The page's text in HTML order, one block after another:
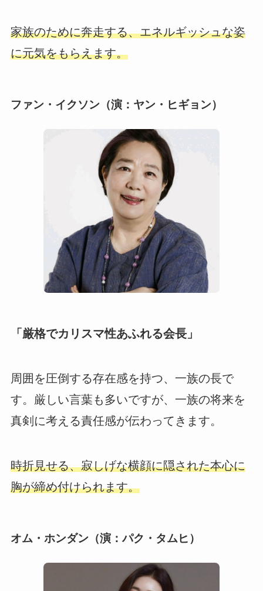
家族のために奔走する、エネルギッシュな姿
に元気をもらえます。
ファン・イクソン（演：ヤン・ヒギョン）
「厳格でカリスマ性あふれる会長」
周囲を圧倒する存在感を持つ、一族の長で
す。厳しい言葉も多いですが、一族の将来を
真剣に考える責任感が伝わってきます。
時折見せる、寂しげな横顔に隠された本心に
胸が締め付けられます。
オム・ホンダン（演：パク・タムヒ）